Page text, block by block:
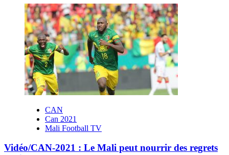
CAN
Can 2021
Mali Football TV
Vidéo/CAN-2021 : Le Mali peut nourrir des regrets